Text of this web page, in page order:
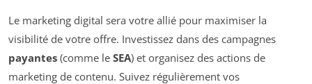
Le marketing digital sera votre allié pour maximiser la
visibilité de votre offre. Investissez dans des campagnes
payantes (comme le SEA) et organisez des actions de
marketing de contenu. Suivez régulièrement vos